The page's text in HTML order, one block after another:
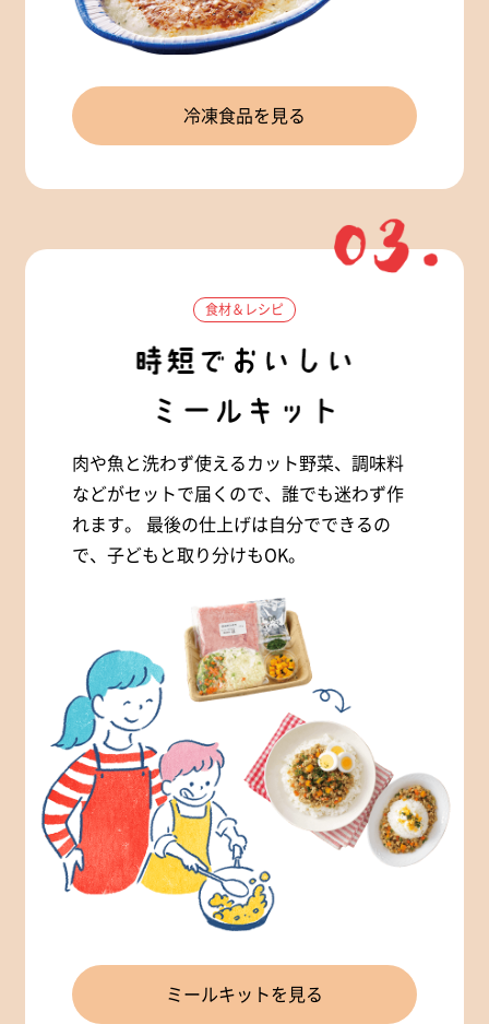
冷凍食品を見る
食材＆レシピ
肉や魚と洗わず使えるカット野菜、調味料
などがセットで届くので、誰でも迷わず作
れます。 最後の仕上げは自分でできるの
で、子どもと取り分けもOK。
ミールキットを見る